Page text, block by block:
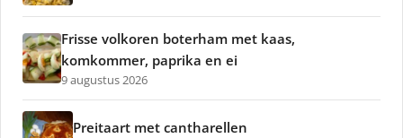
Frisse volkoren boterham met kaas,
komkommer, paprika en ei
9 augustus 2026
Preitaart met cantharellen